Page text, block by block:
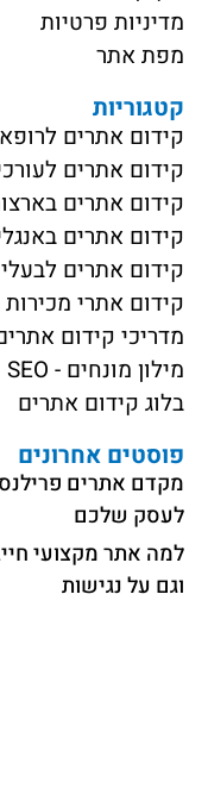
מדיניות פרטיות
מפת אתר
קטגוריות
קידום אתרים
קידום אתרים
קידום אתרים
קידום אתרים
קידום אתרים
קידום אתרי מכירות
מדריכי קידום
מילון מונחים - SEO
בלוג קידום אתרים
פוסטים אחרונים
מקדם אתרים
לעסק שלכם
למה אתר מקצועי
וגם על נגישות